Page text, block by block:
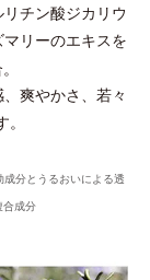
チン酸ジカリウ
リーのエキスを
爽やかさ、若々
分とうるおいによる透
合成分